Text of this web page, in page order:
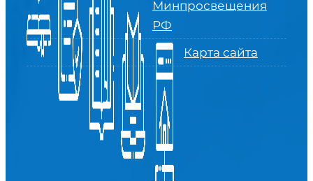
Минпросвещения
РФ
Карта сайта